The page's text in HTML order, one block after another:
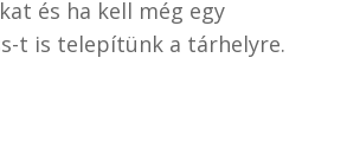
és ha kell még egy
t is telepítünk a tárhelyre.